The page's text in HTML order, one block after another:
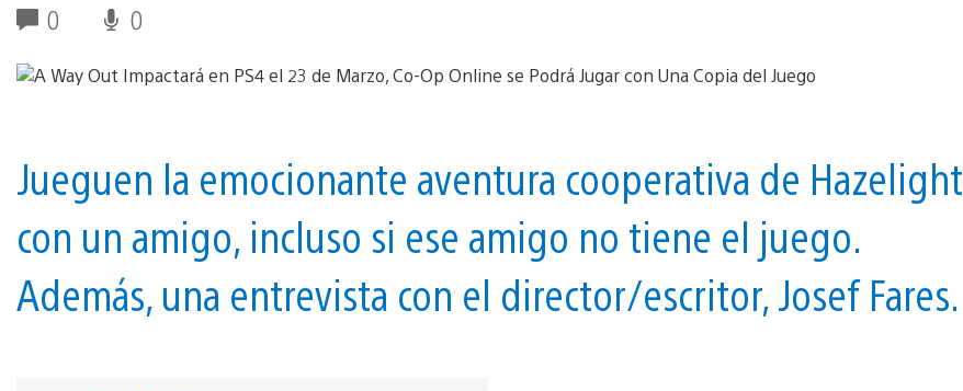
0 0
Jueguen la emocionante aventura cooperativa de Hazelight
con un amigo, incluso si ese amigo no tiene el juego.
Además, una entrevista con el director/escritor, Josef Fares.